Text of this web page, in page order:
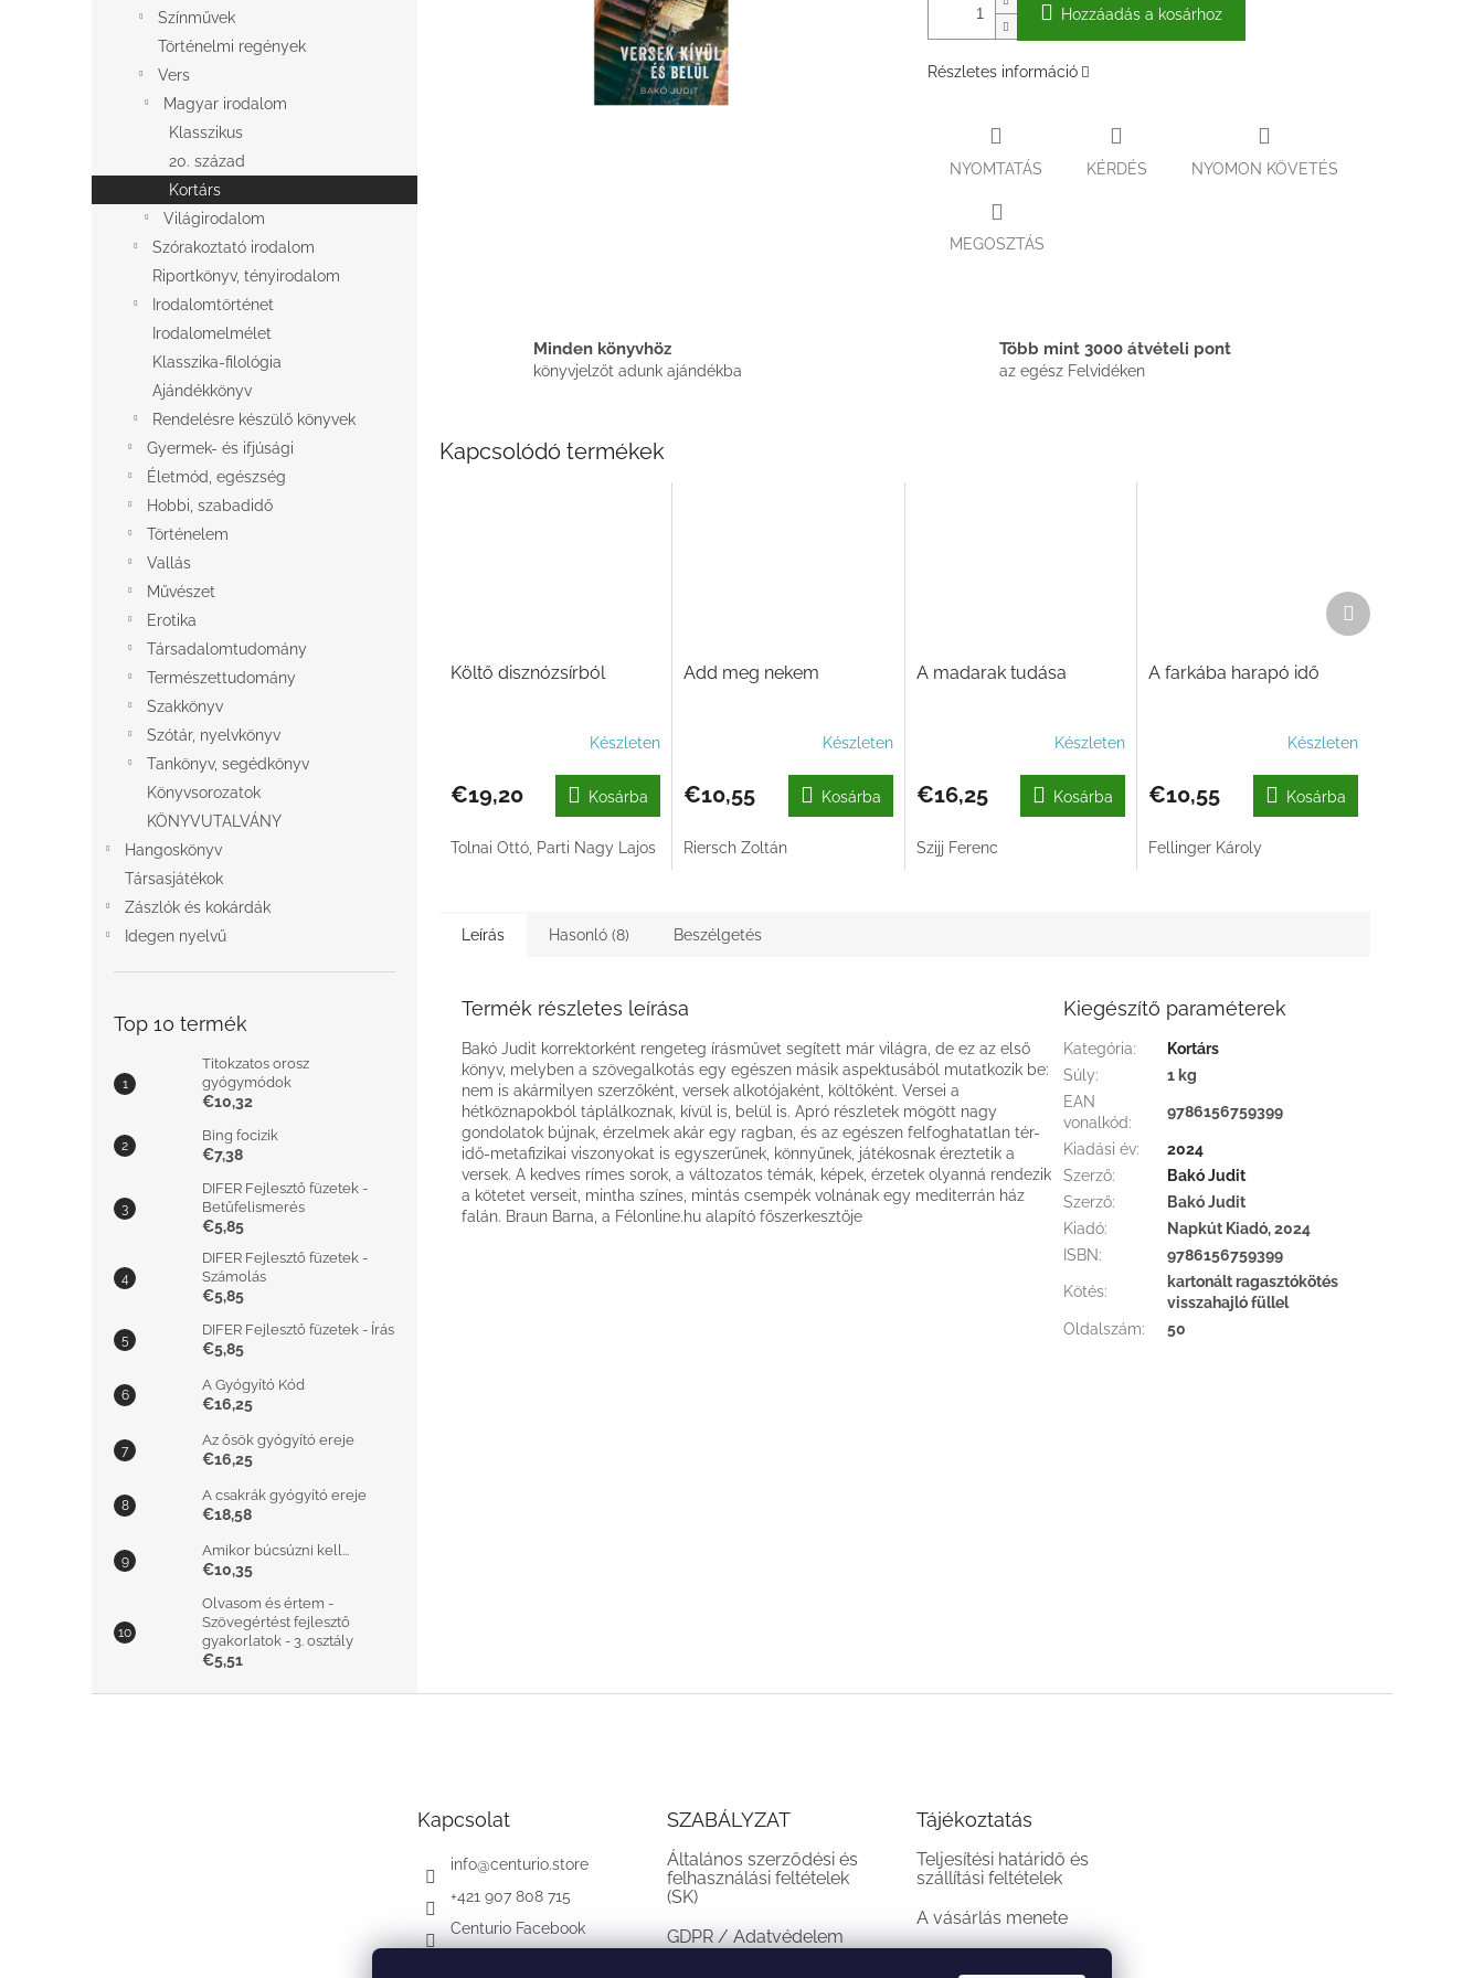
Színművek
Történelmi regények
Vers
Magyar irodalom
Klasszikus
20. század
Kortárs
Világirodalom
Szórakoztató irodalom
Riportkönyv, tényirodalom
Irodalomtörténet
Irodalomelmélet
Klasszika-filológia
Ajándékkönyv
Rendelésre készülő könyvek
Gyermek- és ifjúsági
Életmód, egészség
Hobbi, szabadidő
Történelem
Vallás
Művészet
Erotika
Társadalomtudomány
Természettudomány
Szakkönyv
Szótár, nyelvkönyv
Tankönyv, segédkönyv
Könyvsorozatok
KÖNYVUTALVÁNY
Hangoskönyv
Társasjátékok
Zászlók és kokárdák
Idegen nyelvű
Top 10 termék
Titokzatos orosz
gyógymódok
€10,32
Bing focizik
€7,38
DIFER Fejlesztő füzetek -
Betűfelismerés
€5,85
DIFER Fejlesztő füzetek -
Számolás
€5,85
DIFER Fejlesztő füzetek - Írás
€5,85
A Gyógyító Kód
€16,25
Az ősök gyógyító ereje
€16,25
A csakrák gyógyító ereje
€18,58
Amikor búcsúzni kell...
€10,35
Olvasom és értem -
Szövegértést fejlesztő
gyakorlatok - 3. osztály
€5,51
Hozzáadás a kosárhoz
Részletes információ
NYOMTATÁS KÉRDÉS NYOMON KÖVETÉS
MEGOSZTÁS
Minden könyvhöz
könyvjelzőt adunk ajándékba
Több mint 3000 átvételi pont
az egész Felvidéken
Kapcsolódó termékek
Költő disznózsírból
Készleten
€19,20 Kosárba
Tolnai Ottó, Parti Nagy Lajos
Add meg nekem
Készleten
€10,55 Kosárba
Riersch Zoltán
A madarak tudása
Készleten
€16,25 Kosárba
Szijj Ferenc
A farkába harapó idő
Készleten
€10,55 Kosárba
Fellinger Károly
Következő
termék
Leírás Hasonló (8) Beszélgetés
Termék részletes leírása
Bakó Judit korrektorként rengeteg írásművet segített már világra, de ez az első
könyv, melyben a szövegalkotás egy egészen másik aspektusából mutatkozik be:
nem is akármilyen szerzőként, versek alkotójaként, költőként. Versei a
hétköznapokból táplálkoznak, kívül is, belül is. Apró részletek mögött nagy
gondolatok bújnak, érzelmek akár egy ragban, és az egészen felfoghatatlan tér-
idő-metafizikai viszonyokat is egyszerűnek, könnyűnek, játékosnak éreztetik a
versek. A kedves rímes sorok, a változatos témák, képek, érzetek olyanná rendezik
a kötetet verseit, mintha színes, mintás csempék volnának egy mediterrán ház
falán. Braun Barna, a Félonline.hu alapító főszerkesztője
Kiegészítő paraméterek
Kategória:
Kortárs
Súly:
1 kg
EAN
vonalkód:
9786156759399
Kiadási év:
2024
Szerző:
Bakó Judit
Szerző:
Bakó Judit
Kiadó:
Napkút Kiadó, 2024
ISBN: 9786156759399
Kötés:
kartonált ragasztókötés
visszahajló füllel
Oldalszám: 50
Kapcsolat
info@centurio.store
+421 907 808 715
Centurio Facebook
SZABÁLYZAT
Általános szerződési és
felhasználási feltételek
(SK)
GDPR / Adatvédelem
(SK)
Tájékoztatás
Teljesítési határidő és
szállítási feltételek
A vásárlás menete